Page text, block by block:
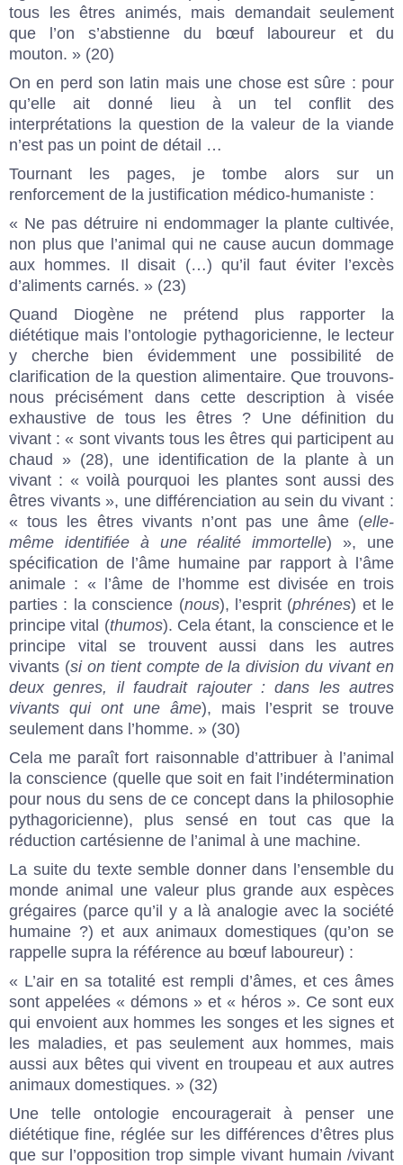
tous les êtres animés, mais demandait seulement
que l’on s’abstienne du bœuf laboureur et du
mouton. » (20)
On en perd son latin mais une chose est sûre : pour
qu’elle ait donné lieu à un tel conflit des
interprétations la question de la valeur de la viande
n’est pas un point de détail …
Tournant les pages, je tombe alors sur un
renforcement de la justification médico-humaniste :
« Ne pas détruire ni endommager la plante cultivée,
non plus que l’animal qui ne cause aucun dommage
aux hommes. Il disait (…) qu’il faut éviter l’excès
d’aliments carnés. » (23)
Quand Diogène ne prétend plus rapporter la
diététique mais l’ontologie pythagoricienne, le lecteur
y cherche bien évidemment une possibilité de
clarification de la question alimentaire. Que trouvons-
nous précisément dans cette description à visée
exhaustive de tous les êtres ? Une définition du
vivant : « sont vivants tous les êtres qui participent au
chaud » (28), une identification de la plante à un
vivant : « voilà pourquoi les plantes sont aussi des
êtres vivants », une différenciation au sein du vivant :
« tous les êtres vivants n’ont pas une âme (elle-
même identifiée à une réalité immortelle) », une
spécification de l’âme humaine par rapport à l’âme
animale : « l’âme de l’homme est divisée en trois
parties : la conscience (nous), l’esprit (phrénes) et le
principe vital (thumos). Cela étant, la conscience et le
principe vital se trouvent aussi dans les autres
vivants (si on tient compte de la division du vivant en
deux genres, il faudrait rajouter : dans les autres
vivants qui ont une âme), mais l’esprit se trouve
seulement dans l’homme. » (30)
Cela me paraît fort raisonnable d’attribuer à l’animal
la conscience (quelle que soit en fait l’indétermination
pour nous du sens de ce concept dans la philosophie
pythagoricienne), plus sensé en tout cas que la
réduction cartésienne de l’animal à une machine.
La suite du texte semble donner dans l’ensemble du
monde animal une valeur plus grande aux espèces
grégaires (parce qu’il y a là analogie avec la société
humaine ?) et aux animaux domestiques (qu’on se
rappelle supra la référence au bœuf laboureur) :
« L’air en sa totalité est rempli d’âmes, et ces âmes
sont appelées « démons » et « héros ». Ce sont eux
qui envoient aux hommes les songes et les signes et
les maladies, et pas seulement aux hommes, mais
aussi aux bêtes qui vivent en troupeau et aux autres
animaux domestiques. » (32)
Une telle ontologie encouragerait à penser une
diététique fine, réglée sur les différences d’êtres plus
que sur l’opposition trop simple vivant humain /vivant